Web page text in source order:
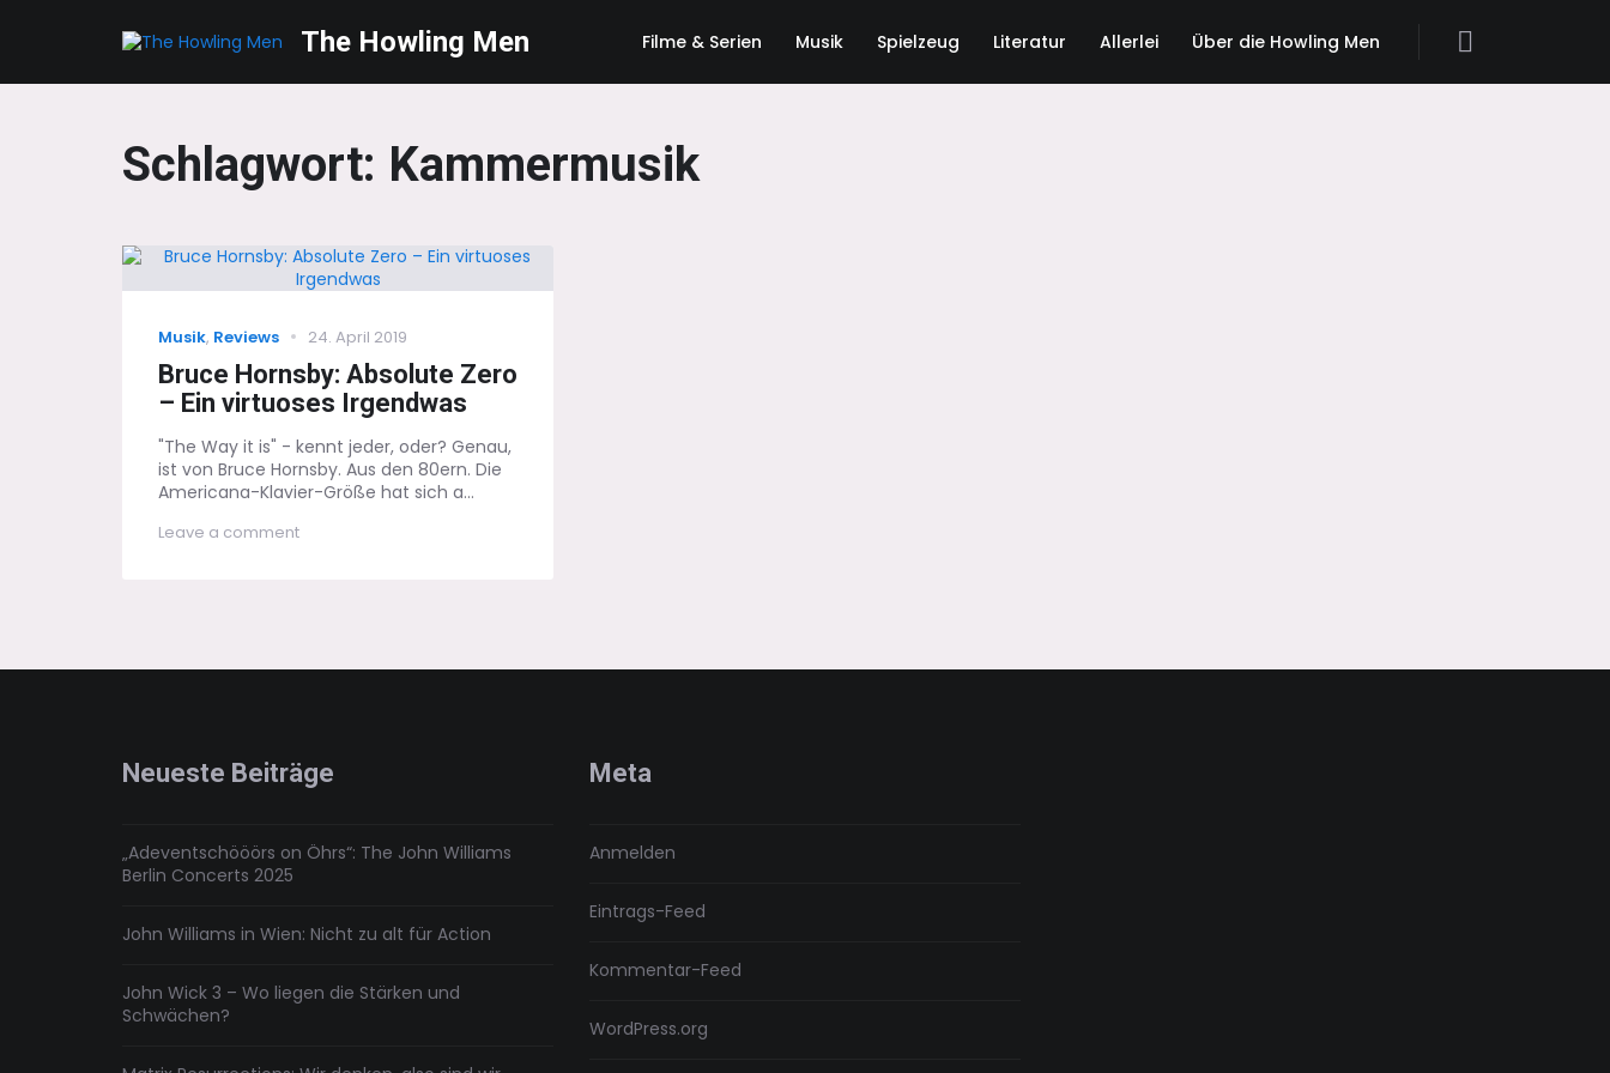
The Howling Men Filme & Serien Musik Spielzeug Literatur Allerlei Über die Howling Men
Schlagwort: Kammermusik
Categories
Musik, Reviews
Posted
on
24. April 2019
Bruce Hornsby: Absolute Zero
– Ein virtuoses Irgendwas
"The Way it is" - kennt jeder, oder? Genau,
ist von Bruce Hornsby. Aus den 80ern. Die
Americana-Klavier-Größe hat sich a...
Leave a commenton
Neueste Beiträge
„Adeventschööörs on Öhrs“: The John Williams
Berlin Concerts 2025
John Williams in Wien: Nicht zu alt für Action
John Wick 3 – Wo liegen die Stärken und
Schwächen?
Meta
Anmelden
Eintrags-Feed
Kommentar-Feed
WordPress.org